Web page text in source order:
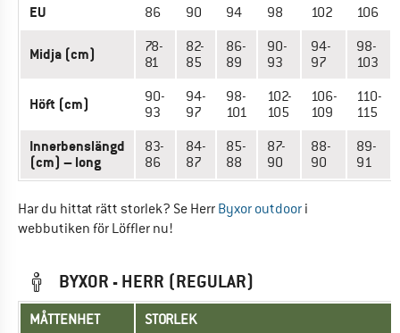
EU 86 90 94 98 102 106
Midja (cm)
78-
81
82-
85
86-
89
90-
93
94-
97
98-
103
Höft (cm)
90-
93
94-
97
98-
101
102-
105
106-
109
110-
115
Innerbenslängd
(cm) – long
83-
86
84-
87
85-
88
87-
90
88-
90
89-
91
Har du hittat rätt storlek? Se Herr Byxor outdoor i
webbutiken för Löffler nu!
BYXOR - HERR (REGULAR)
MÅTTENHET STORLEK